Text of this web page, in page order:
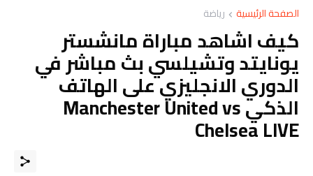
الصفحة الرئيسية رياضة
كيف اشاهد مباراة مانشستر
يونايتد وتشيلسي بث مباشر في
الدوري الانجليزي على الهاتف
الذكي Manchester United vs
Chelsea LIVE